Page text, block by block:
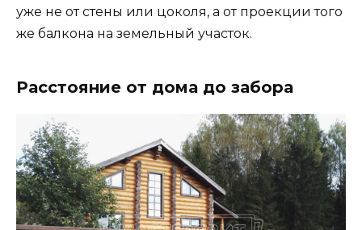
уже не от стены или цоколя, а от проекции того
же балкона на земельный участок.
Расстояние от дома до забора